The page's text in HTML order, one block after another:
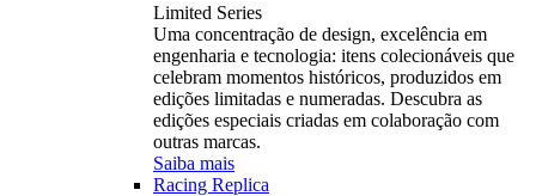
Limited Series
Uma concentração de design, excelência em
engenharia e tecnologia: itens colecionáveis ​​que
celebram momentos históricos, produzidos em
edições limitadas e numeradas. Descubra as
edições especiais criadas em colaboração com
outras marcas.
Saiba mais
Racing Replica